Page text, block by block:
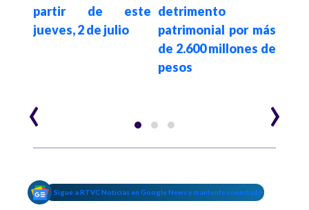
partir de este
jueves, 2 de julio
detrimento
patrimonial por más
de 2.600 millones de
pesos
‹ ›
Sigue a RTVC Noticias en Google News y mantente conectado